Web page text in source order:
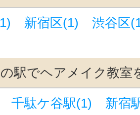
新宿区(1)
渋谷区
駅でヘアメイク教室
千駄ケ谷駅(1)
新宿